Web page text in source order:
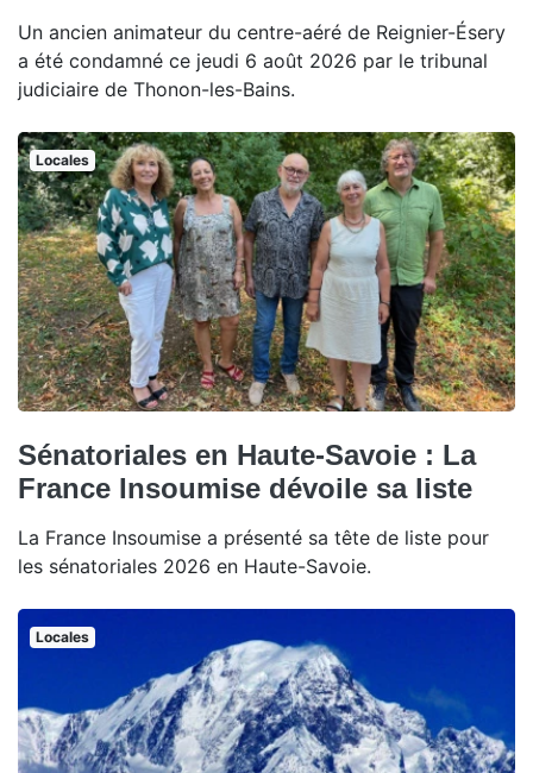
Un ancien animateur du centre-aéré de Reignier-Ésery
a été condamné ce jeudi 6 août 2026 par le tribunal
judiciaire de Thonon-les-Bains.
Locales
Sénatoriales en Haute-Savoie : La
France Insoumise dévoile sa liste
La France Insoumise a présenté sa tête de liste pour
les sénatoriales 2026 en Haute-Savoie.
Locales